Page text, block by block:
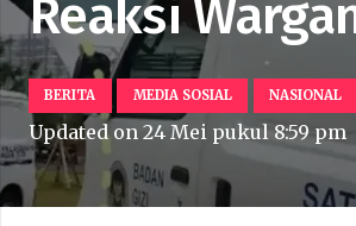
Reaksi
BERITA MEDIA SOSIAL NASIONAL
Updated on 24 Mei pukul 8:59 pm